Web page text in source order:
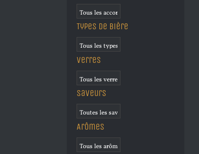
Types de bière
Verres
Saveurs
Arômes